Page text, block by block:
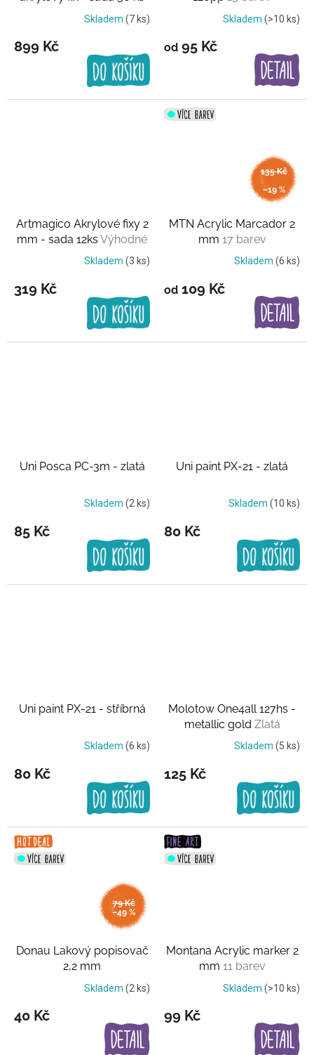
Výhodné balení
Skladem (7 ks)
899 Kč
Skladem (>10 ks)
od 95 Kč
Artmagico Akrylové fixy 2
mm - sada 12ks Výhodné
baleníSkladem (3 ks)
319 Kč
135 Kč
–19 %
MTN Acrylic Marcador 2
mm 17 barev
Skladem (6 ks)
od 109 Kč
Uni Posca PC-3m - zlatá
Skladem (2 ks)
85 Kč
Uni paint PX-21 - zlatá
Skladem (10 ks)
80 Kč
Uni paint PX-21 - stříbrná
Skladem (6 ks)
80 Kč
Molotow One4all 127hs -
metallic gold Zlatá
Skladem (5 ks)
125 Kč
79 Kč
–49 %
Donau Lakový popisovač
2,2 mm
Skladem (2 ks)
40 Kč
Montana Acrylic marker 2
mm 11 barev
Skladem (>10 ks)
99 Kč